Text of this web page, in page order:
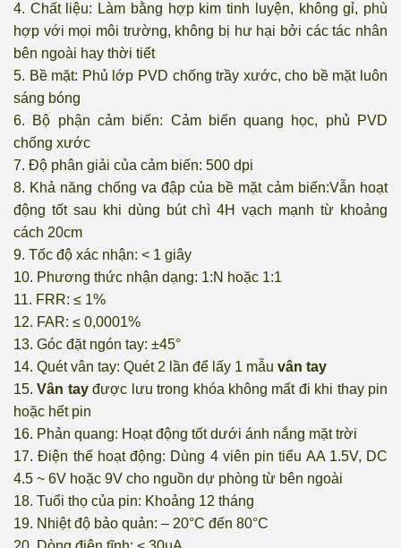
4. Chất liệu: Làm bằng hợp kim tinh luyện, không gỉ, phù
hợp với mọi môi trường, không bị hư hại bởi các tác nhân
bên ngoài hay thời tiết
5. Bề mặt: Phủ lớp PVD chống trầy xước, cho bề mặt luôn
sáng bóng
6. Bộ phận cảm biến: Cảm biến quang học, phủ PVD
chống xước
7. Độ phân giải của cảm biến: 500 dpi
8. Khả năng chống va đập của bề mặt cảm biến:Vẫn hoạt
động tốt sau khi dùng bút chì 4H vạch mạnh từ khoảng
cách 20cm
9. Tốc độ xác nhận: < 1 giây
10. Phương thức nhận dạng: 1:N hoặc 1:1
11. FRR: ≤ 1%
12. FAR: ≤ 0,0001%
13. Góc đặt ngón tay: ±45°
14. Quét vân tay: Quét 2 lần để lấy 1 mẫu vân tay
15.Vân tayđược lưu trong khóa không mất đi khi thay pin
hoặc hết pin
16. Phản quang: Hoạt động tốt dưới ánh nắng mặt trời
17. Điện thế hoạt động: Dùng 4 viên pin tiểu AA 1.5V, DC
4.5 ~ 6V hoặc 9V cho nguồn dự phòng từ bên ngoài
18. Tuổi thọ của pin: Khoảng 12 tháng
19. Nhiệt độ bảo quản: – 20°C đến 80°C